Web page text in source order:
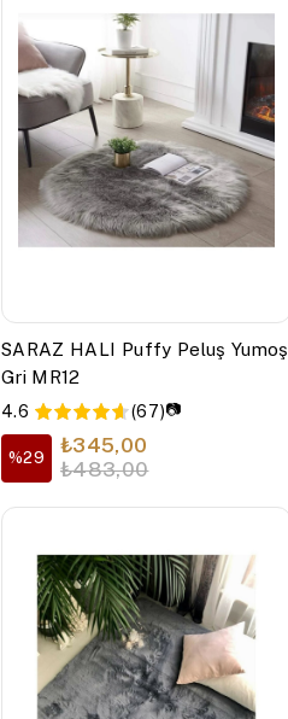
SARAZ HALI Puffy Peluş Yumoş
Gri MR12
4.6 (67)📷
%29
₺345,00
₺483,00